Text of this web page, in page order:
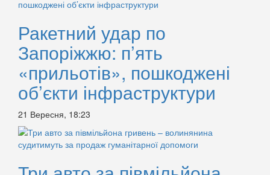
Ракетний удар по
Запоріжжю: п’ять
«прильотів», пошкоджені
об’єкти інфраструктури
21 Вересня, 18:23